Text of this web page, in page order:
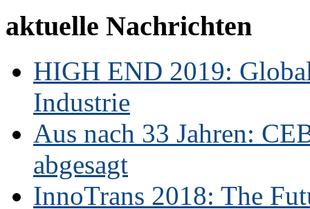
aktuelle Nachrichten
HIGH END 2019:
Industrie
Aus nach 33 Jahren:
abgesagt
InnoTrans 2018: The